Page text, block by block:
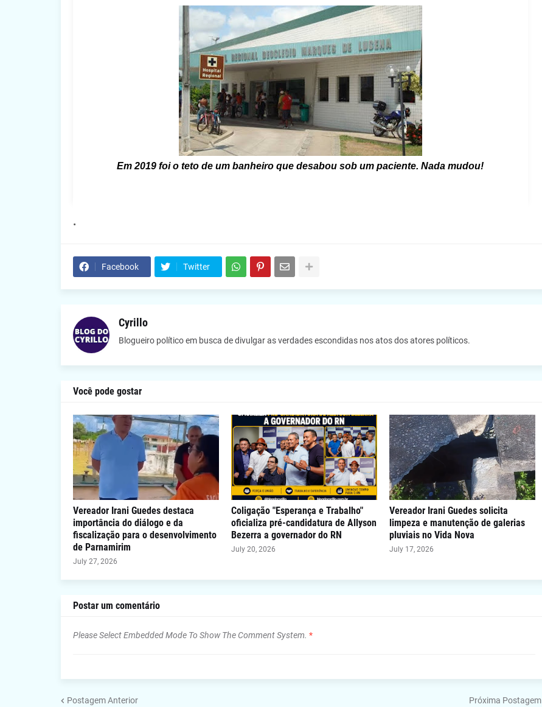
Em 2019 foi o teto de um banheiro que desabou sob um paciente. Nada mudou!
Facebook Twitter
Cyrillo
Blogueiro político em busca de divulgar as verdades escondidas nos atos dos atores políticos.
Você pode gostar
Vereador Irani Guedes destaca
importância do diálogo e da
fiscalização para o desenvolvimento
de Parnamirim
July 27, 2026
Coligação "Esperança e Trabalho"
oficializa pré-candidatura de Allyson
Bezerra a governador do RN
July 20, 2026
Vereador Irani Guedes solicita
limpeza e manutenção de galerias
pluviais no Vida Nova
July 17, 2026
Postar um comentário
Please Select Embedded Mode To Show The Comment System. *
Postagem Anterior Próxima Postagem